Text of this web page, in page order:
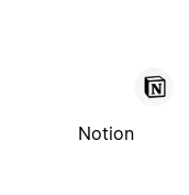
Notion